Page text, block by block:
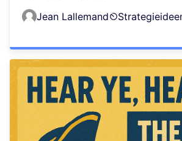
Jean Lallemand